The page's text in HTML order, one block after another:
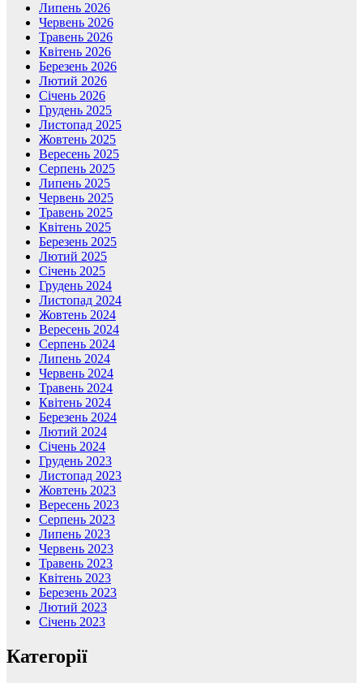
Липень 2026
Червень 2026
Травень 2026
Квітень 2026
Березень 2026
Лютий 2026
Січень 2026
Грудень 2025
Листопад 2025
Жовтень 2025
Вересень 2025
Серпень 2025
Липень 2025
Червень 2025
Травень 2025
Квітень 2025
Березень 2025
Лютий 2025
Січень 2025
Грудень 2024
Листопад 2024
Жовтень 2024
Вересень 2024
Серпень 2024
Липень 2024
Червень 2024
Травень 2024
Квітень 2024
Березень 2024
Лютий 2024
Січень 2024
Грудень 2023
Листопад 2023
Жовтень 2023
Вересень 2023
Серпень 2023
Липень 2023
Червень 2023
Травень 2023
Квітень 2023
Березень 2023
Лютий 2023
Січень 2023
Категорії